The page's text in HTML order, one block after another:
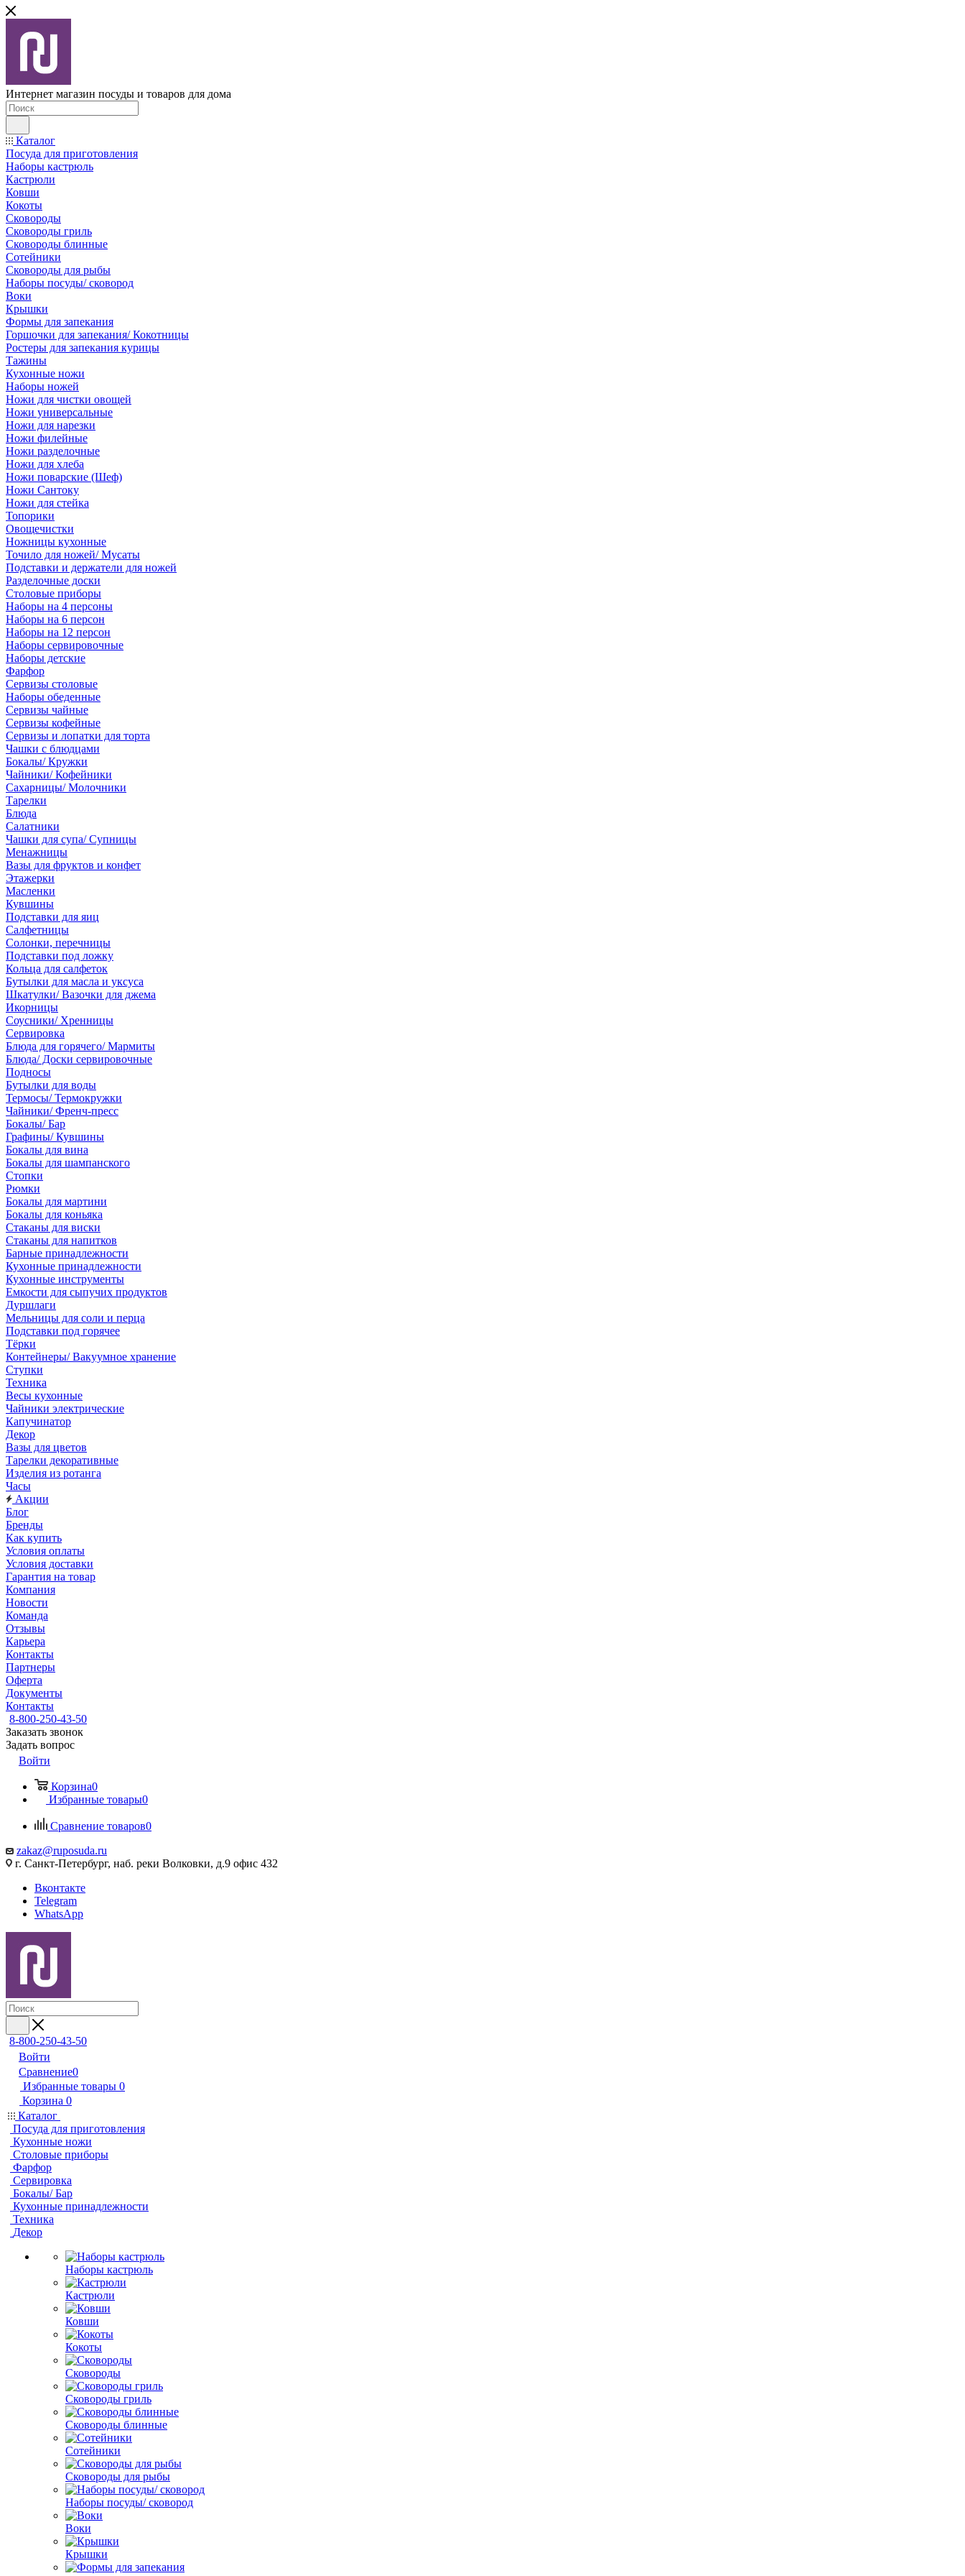
Интернет магазин посуды и товаров для дома
Каталог
Посуда для приготовления
Наборы кастрюль
Кастрюли
Ковши
Кокоты
Сковороды
Сковороды гриль
Сковороды блинные
Сотейники
Сковороды для рыбы
Наборы посуды/ сковород
Воки
Крышки
Формы для запекания
Горшочки для запекания/ Кокотницы
Ростеры для запекания курицы
Тажины
Кухонные ножи
Наборы ножей
Ножи для чистки овощей
Ножи универсальные
Ножи для нарезки
Ножи филейные
Ножи разделочные
Ножи для хлеба
Ножи поварские (Шеф)
Ножи Сантоку
Ножи для стейка
Топорики
Овощечистки
Ножницы кухонные
Точило для ножей/ Мусаты
Подставки и держатели для ножей
Разделочные доски
Столовые приборы
Наборы на 4 персоны
Наборы на 6 персон
Наборы на 12 персон
Наборы сервировочные
Наборы детские
Фарфор
Сервизы столовые
Наборы обеденные
Сервизы чайные
Сервизы кофейные
Сервизы и лопатки для торта
Чашки с блюдцами
Бокалы/ Кружки
Чайники/ Кофейники
Сахарницы/ Молочники
Тарелки
Блюда
Салатники
Чашки для супа/ Супницы
Менажницы
Вазы для фруктов и конфет
Этажерки
Масленки
Кувшины
Подставки для яиц
Салфетницы
Солонки, перечницы
Подставки под ложку
Кольца для салфеток
Бутылки для масла и уксуса
Шкатулки/ Вазочки для джема
Икорницы
Соусники/ Хренницы
Сервировка
Блюда для горячего/ Мармиты
Блюда/ Доски сервировочные
Подносы
Бутылки для воды
Термосы/ Термокружки
Чайники/ Френч-пресс
Бокалы/ Бар
Графины/ Кувшины
Бокалы для вина
Бокалы для шампанского
Стопки
Рюмки
Бокалы для мартини
Бокалы для коньяка
Стаканы для виски
Стаканы для напитков
Барные принадлежности
Кухонные принадлежности
Кухонные инструменты
Емкости для сыпучих продуктов
Дуршлаги
Мельницы для соли и перца
Подставки под горячее
Тёрки
Контейнеры/ Вакуумное хранение
Ступки
Техника
Весы кухонные
Чайники электрические
Капучинатор
Декор
Вазы для цветов
Тарелки декоративные
Изделия из ротанга
Часы
Акции
Блог
Бренды
Как купить
Условия оплаты
Условия доставки
Гарантия на товар
Компания
Новости
Команда
Отзывы
Карьера
Контакты
Партнеры
Оферта
Документы
Контакты
8-800-250-43-50
Заказать звонок
Задать вопрос
Войти
Корзина0
Избранные товары0
Сравнение товаров0
zakaz@ruposuda.ru
г. Санкт-Петербург, наб. реки Волковки, д.9 офис 432
Вконтакте
Telegram
WhatsApp
8-800-250-43-50
Войти
Сравнение0
Избранные товары 0
Корзина 0
Каталог
Посуда для приготовления
Кухонные ножи
Столовые приборы
Фарфор
Сервировка
Бокалы/ Бар
Кухонные принадлежности
Техника
Декор
Наборы кастрюль
Кастрюли
Ковши
Кокоты
Сковороды
Сковороды гриль
Сковороды блинные
Сотейники
Сковороды для рыбы
Наборы посуды/ сковород
Воки
Крышки